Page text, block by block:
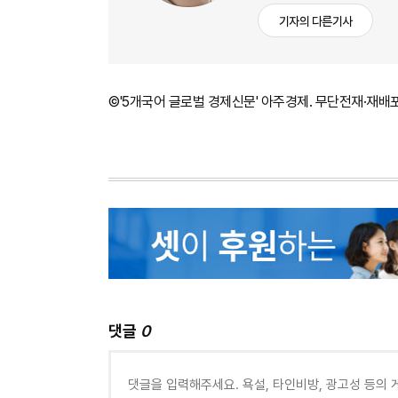
기자의 다른기사
©'5개국어 글로벌 경제신문' 아주경제. 무단전재·재배
댓글 0